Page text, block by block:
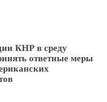
КНР в среду
ответные меры